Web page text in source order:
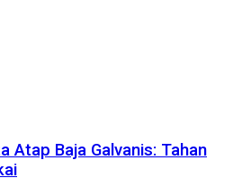
Atap Baja Galvanis: Tahan